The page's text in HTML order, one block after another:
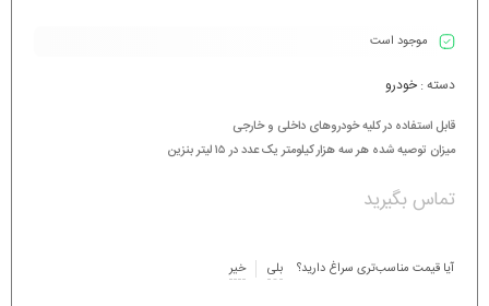
موجود است
دسته : خودرو
قابل استفاده در کلیه خودروهای داخلی و خارجی
میزان توصیه شده هر سه هزار کیلومتر یک عدد در ۱۵ لیتر بنزین
تماس بگیرید
آیا قیمت مناسب‌تری سراغ دارید؟ بلی خیر